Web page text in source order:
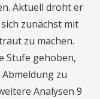
Aktuell droht er
zunächst mit
zu machen.
Stufe gehoben,
zu
Analysen 9